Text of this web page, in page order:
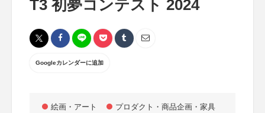
T3 初夢コンテスト 2024
Googleカレンダーに追加
絵画・アート
プロダクト・商品企画・家具